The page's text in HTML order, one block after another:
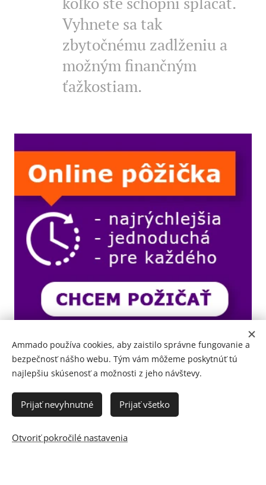
Vyhnete sa tak
zbytočnému zadlženiu a
možným finančným
ťažkostiam.
Ammado používa cookies, aby zaistilo správne fungovanie a
bezpečnosť nášho webu. Tým vám môžeme poskytnúť tú
najlepšiu skúsenosť a možnosti z jeho návštevy.
Prijať nevyhnutné Prijať všetko
Otvoriť pokročilé nastavenia